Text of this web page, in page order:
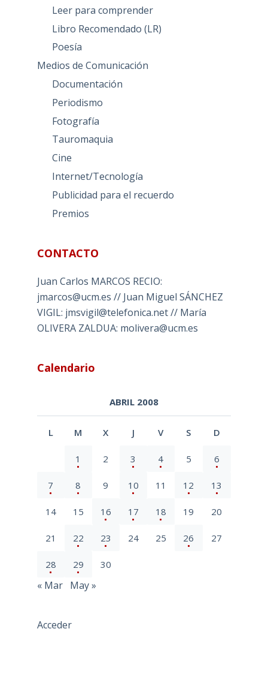
Leer para comprender
Libro Recomendado (LR)
Poesía
Medios de Comunicación
Documentación
Periodismo
Fotografía
Tauromaquia
Cine
Internet/Tecnología
Publicidad para el recuerdo
Premios
CONTACTO
Juan Carlos MARCOS RECIO:
jmarcos@ucm.es // Juan Miguel SÁNCHEZ
VIGIL: jmsvigil@telefonica.net // María
OLIVERA ZALDUA: molivera@ucm.es
Calendario
ABRIL 2008
L M X J V S D
1 2 3 4 5 6
7 8 9 10 11 12 13
14 15 16 17 18 19 20
21 22 23 24 25 26 27
28 29 30
« Mar May »
Acceder